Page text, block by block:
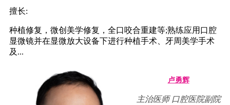
擅长:
种植修复，微创美学修复，全口咬合重建等;熟练应用口腔
显微镜并在显微放大设备下进行种植手术、牙周美学手术
及...
卢勇辉
主治医师 口腔医院副院